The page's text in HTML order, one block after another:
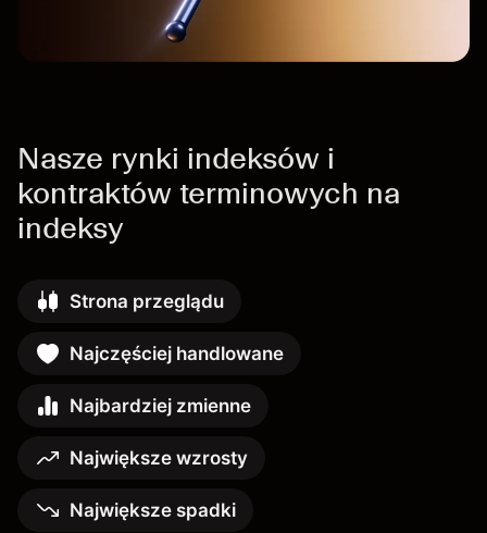
Nasze rynki indeksów i
kontraktów terminowych na
indeksy
Strona przeglądu
Najczęściej handlowane
Najbardziej zmienne
Największe wzrosty
Największe spadki